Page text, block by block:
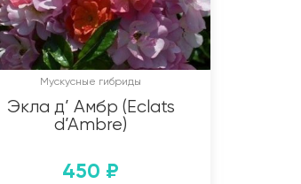
Мускусные гибриды
Экла д’ Амбр (Eclats
d’Ambre)
450 ₽